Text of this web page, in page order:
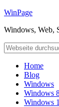
WinPage
Windows, Web,
Home
Blog
Windows
Windows
Windows